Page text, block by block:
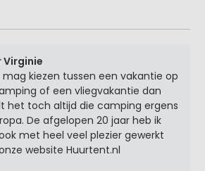
Virginie
mag kiezen tussen een vakantie op
of een vliegvakantie dan
het toch altijd die camping ergens
De afgelopen 20 jaar heb ik
met heel veel plezier gewerkt
website Huurtent.nl